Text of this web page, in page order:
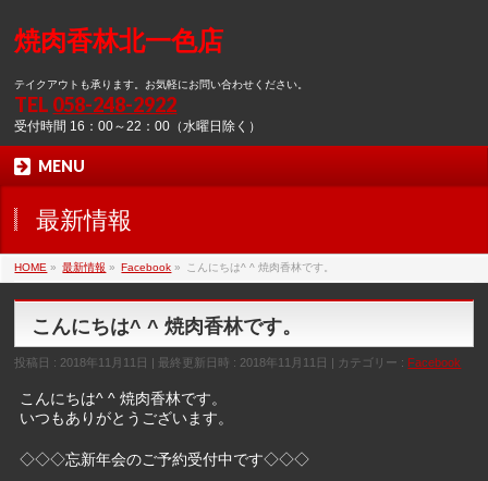
焼肉香林北一色店
テイクアウトも承ります。お気軽にお問い合わせください。
TEL 058-248-2922
受付時間 16：00～22：00（水曜日除く）
MENU
最新情報
HOME » 最新情報 » Facebook » こんにちは^ ^ 焼肉香林です。
こんにちは^ ^ 焼肉香林です。
投稿日 : 2018年11月11日 最終更新日時 : 2018年11月11日 カテゴリー : Facebook
こんにちは^ ^ 焼肉香林です。
いつもありがとうございます。
◇◇◇忘新年会のご予約受付中です◇◇◇